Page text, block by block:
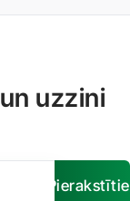
uzzini